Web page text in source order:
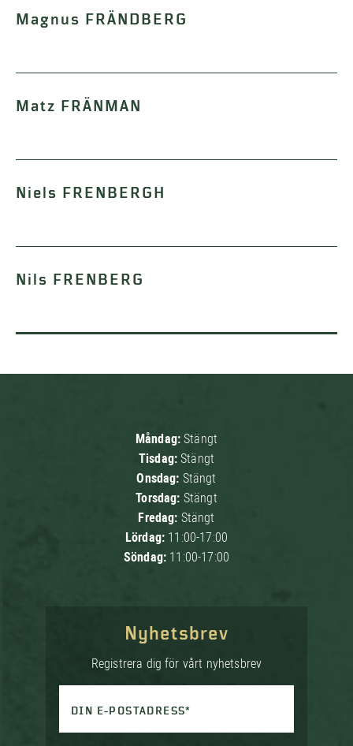
Magnus FRÄNDBERG
Matz FRÄNMAN
Niels FRENBERGH
Nils FRENBERG
Måndag:Stängt
Tisdag:Stängt
Onsdag: Stängt
Torsdag: Stängt
Fredag: Stängt
Lördag: 11:00-17:00
Söndag: 11:00-17:00
Nyhetsbrev
Registrera dig för vårt nyhetsbrev
DIN E-POSTADRESS*